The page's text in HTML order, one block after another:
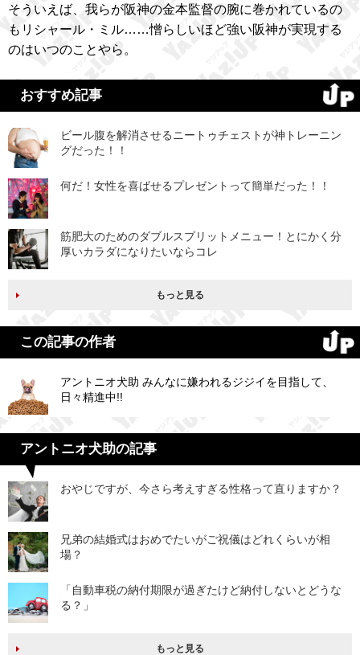
そういえば、我らが阪神の金本監督の腕に巻かれているの
もリシャール・ミル……憎らしいほど強い阪神が実現する
のはいつのことやら。
おすすめ記事
ビール腹を解消させるニートゥチェストが神トレーニン
グだった！！
何だ！女性を喜ばせるプレゼントって簡単だった！！
筋肥大のためのダブルスプリットメニュー！とにかく分
厚いカラダになりたいならコレ
もっと見る
この記事の作者
アントニオ犬助 みんなに嫌われるジジイを目指して、
日々精進中!!
アントニオ犬助の記事
おやじですが、今さら考えすぎる性格って直りますか？
兄弟の結婚式はおめでたいがご祝儀はどれくらいが相
場？
「自動車税の納付期限が過ぎたけど納付しないとどうな
る？」
もっと見る